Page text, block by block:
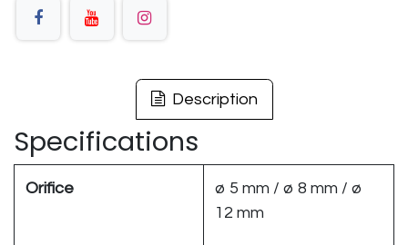
Description
Specifications
Orifice
ø 5 mm / ø 8 mm / ø
12 mm